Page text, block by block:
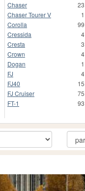
Chaser
23
Chaser Tourer V
1
Corolla
99
Cressida
4
Cresta
3
Crown
4
Dogan
1
FJ
4
FJ40
15
FJ Cruiser
75
FT-1
93